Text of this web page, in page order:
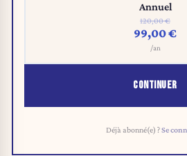
Annuel
120,00 €
99,00 €
/an
CONTINUER
Déjà abonné(e) ?Se